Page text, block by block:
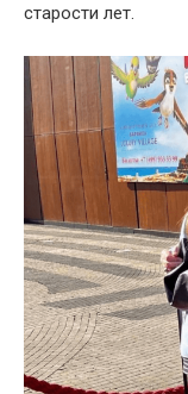
старости лет.